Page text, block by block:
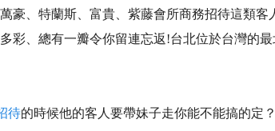
豪、特蘭斯、富貴、紫藤會所商務招待這類
彩、總有一瓣令你留連忘返!台北位於台灣的
待的時候他的客人要帶妹子走你能不能搞的定